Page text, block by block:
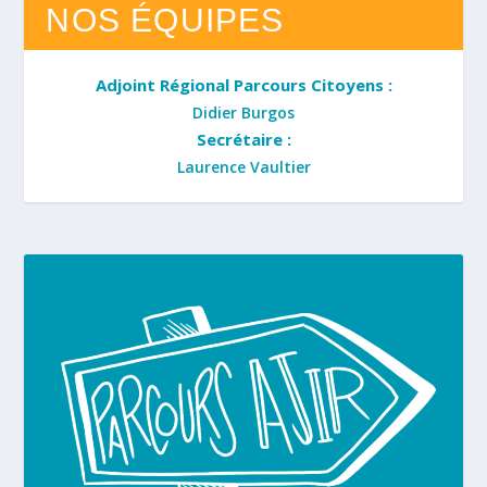
NOS ÉQUIPES
Adjoint Régional Parcours Citoyens :
Didier Burgos
Secrétaire :
Laurence Vaultier